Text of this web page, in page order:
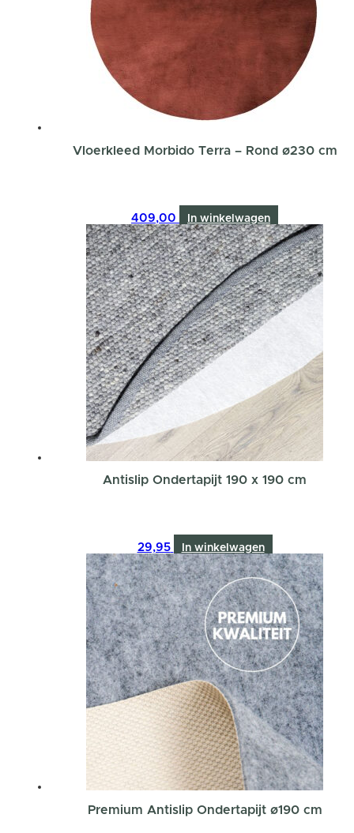
Vloerkleed Morbido Terra – Rond ø230 cm
409,00 In winkelwagen
Antislip Ondertapijt 190 x 190 cm
29,95 In winkelwagen
Premium Antislip Ondertapijt ø190 cm